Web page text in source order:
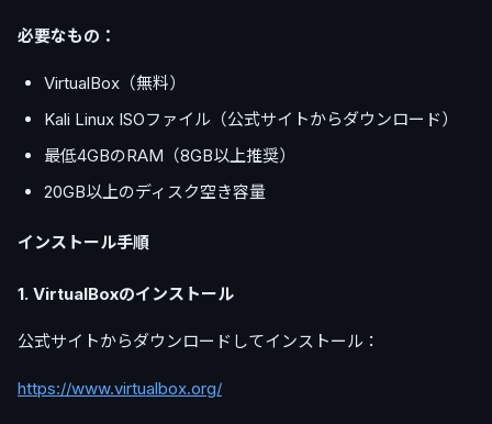
必要なもの：
VirtualBox（無料）
Kali Linux ISOファイル（公式サイトからダウンロード）
最低4GBのRAM（8GB以上推奨）
20GB以上のディスク空き容量
インストール手順
1. VirtualBoxのインストール
公式サイトからダウンロードしてインストール：
https://www.virtualbox.org/